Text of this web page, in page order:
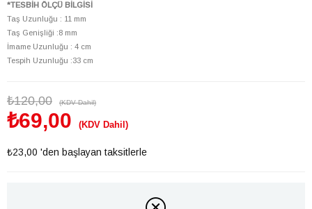
*TESBİH ÖLÇÜ BİLGİSİ
Taş Uzunluğu : 11 mm
Taş Genişliği :8 mm
İmame Uzunluğu : 4 cm
Tespih Uzunluğu :33 cm
₺120,00 (KDV Dahil)
₺69,00 (KDV Dahil)
₺23,00 'den başlayan taksitlerle